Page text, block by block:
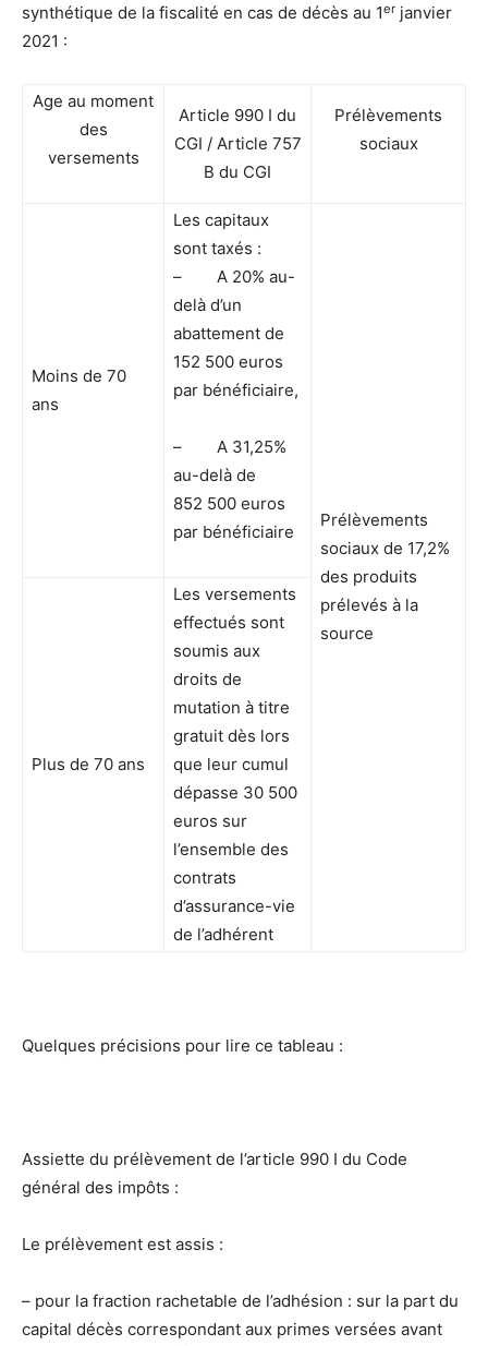
synthétique de la fiscalité en cas de décès au 1er janvier
2021 :
Age au moment
des
versements
Article 990 I du
CGI / Article 757
B du CGI
Prélèvements
sociaux
Moins de 70
ans
Les capitaux
sont taxés :
– A 20% au-
delà d’un
abattement de
152 500 euros
par bénéficiaire,
– A 31,25%
au-delà de
852 500 euros
par bénéficiaire
Prélèvements
sociaux de 17,2%
des produits
prélevés à la
source
Plus de 70 ans
Les versements
effectués sont
soumis aux
droits de
mutation à titre
gratuit dès lors
que leur cumul
dépasse 30 500
euros sur
l’ensemble des
contrats
d’assurance-vie
de l’adhérent
Quelques précisions pour lire ce tableau :
Assiette du prélèvement de l’article 990 I du Code
général des impôts :
Le prélèvement est assis :
– pour la fraction rachetable de l’adhésion : sur la part du
capital décès correspondant aux primes versées avant